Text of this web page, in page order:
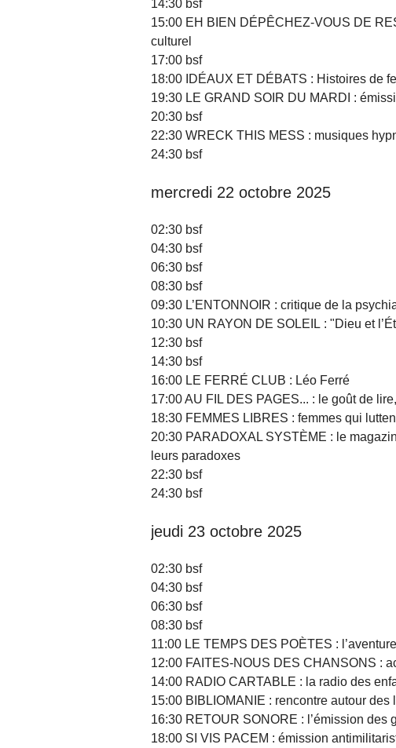
14:30 bsf
15:00 EH BIEN DÉPÊCHEZ-VOUS DE
culturel
17:00 bsf
18:00 IDÉAUX ET DÉBATS : Histoires de
19:30 LE GRAND SOIR DU MARDI :
20:30 bsf
22:30 WRECK THIS MESS : musiques
24:30 bsf
mercredi 22 octobre 2025
02:30 bsf
04:30 bsf
06:30 bsf
08:30 bsf
09:30 L’ENTONNOIR : critique de la
10:30 UN RAYON DE SOLEIL : "Dieu et
12:30 bsf
14:30 bsf
16:00 LE FERRÉ CLUB : Léo Ferré
17:00 AU FIL DES PAGES... : le goût de
18:30 FEMMES LIBRES : femmes qui
20:30 PARADOXAL SYSTÈME : le
leurs paradoxes
22:30 bsf
24:30 bsf
jeudi 23 octobre 2025
02:30 bsf
04:30 bsf
06:30 bsf
08:30 bsf
11:00 LE TEMPS DES POÈTES :
12:00 FAITES-NOUS DES CHANSONS :
14:00 RADIO CARTABLE : la radio des
15:00 BIBLIOMANIE : rencontre autour des
16:30 RETOUR SONORE : l’émission des
18:00 SI VIS PACEM : émission